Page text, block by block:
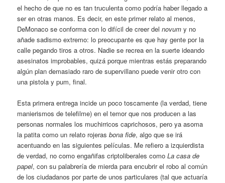
el hecho de que no es tan truculenta como podría haber llegado a
ser en otras manos. Es decir, en este primer relato al menos,
DeMonaco se conforma con lo difícil de creer delnovum y no
añade sadismo extremo: lo preocupante es que hay gente por la
calle pegando tiros a otros. Nadie se recrea en la suerte ideando
asesinatos improbables, quizá porque mientras estás preparando
algún plan demasiado raro de supervillano puede venir otro con
una pistola y pum, final.
Esta primera entrega incide un poco toscamente (la verdad, tiene
manierismos de telefilme) en el temor que nos producen a las
personas normales los muchirricos caprichosos, pero ya asoma
la patita como un relato rojerasbona fide, algo que se irá
acentuando en las siguientes películas. Me refiero a izquierdista
de verdad, no como engañifas criptoliberales comoLa casa de
papel, con su palabrería de mierda para encubrir el robo al común
de los ciudadanos por parte de unos particulares (tal que actuaría